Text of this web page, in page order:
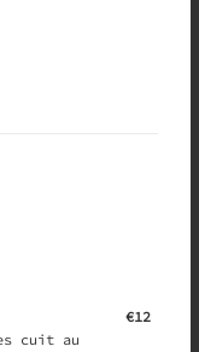
cuit au
€12